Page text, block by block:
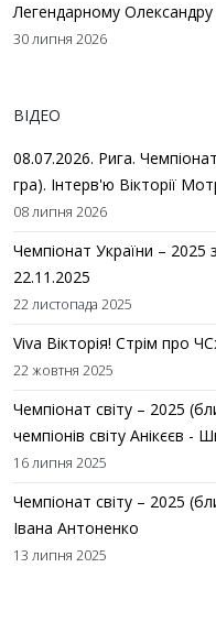
Легендарному
30 липня 2026
ВІДЕО
08.07.2026. Рига.
гра). Інтерв'ю Вікторії
08 липня 2026
Чемпіонат України –
22.11.2025
22 листопада 2025
Viva Вікторія! Стрім про
22 жовтня 2025
Чемпіонат світу – 2025
чемпіонів світу Анікєєв -
16 липня 2025
Чемпіонат світу – 2025
Івана Антоненко
13 липня 2025